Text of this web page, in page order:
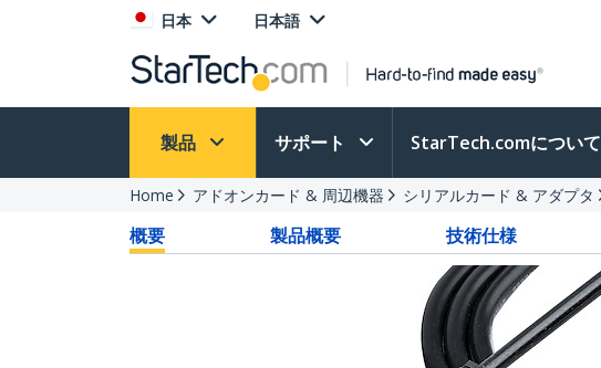
日本 日本語
製品 サポート StarTech.comについて
Home アドオンカード & 周辺機器 シリアルカード & アダプタ
概要 製品概要 技術仕様